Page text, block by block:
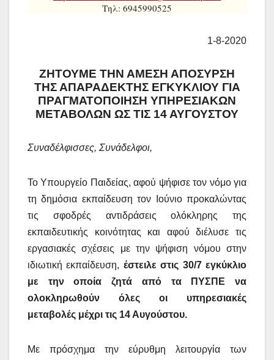
Τηλ: 6945990525
1-8-2020
ΖΗΤΟΥΜΕ ΤΗΝ ΑΜΕΣΗ ΑΠΟΣΥΡΣΗ
ΤΗΣ ΑΠΑΡΑΔΕΚΤΗΣ ΕΓΚΥΚΛΙΟΥ ΓΙΑ
ΠΡΑΓΜΑΤΟΠΟΙΗΣΗ ΥΠΗΡΕΣΙΑΚΩΝ
ΜΕΤΑΒΟΛΩΝ ΩΣ ΤΙΣ 14 ΑΥΓΟΥΣΤΟΥ
Συναδέλφισσες, Συνάδελφοι,
Το Υπουργείο Παιδείας, αφού ψήφισε τον νόμο για
τη δημόσια εκπαίδευση τον Ιούνιο προκαλώντας
τις σφοδρές αντιδράσεις ολόκληρης της
εκπαιδευτικής κοινότητας και αφού διέλυσε τις
εργασιακές σχέσεις με την ψήφιση νόμου στην
ιδιωτική εκπαίδευση, έστειλε στις 30/7 εγκύκλιο
με την οποία ζητά από τα ΠΥΣΠΕ να
ολοκληρωθούν όλες οι υπηρεσιακές
μεταβολές μέχρι τις 14 Αυγούστου.
Με πρόσχημα την εύρυθμη λειτουργία των